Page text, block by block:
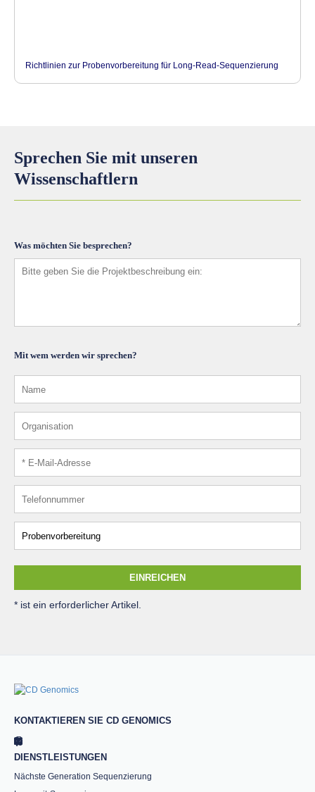
Richtlinien zur Probenvorbereitung für Long-Read-Sequenzierung
Sprechen Sie mit unseren
Wissenschaftlern
Was möchten Sie besprechen?
Mit wem werden wir sprechen?
EINREICHEN
* ist ein erforderlicher Artikel.
KONTAKTIEREN SIE CD GENOMICS
DIENSTLEISTUNGEN
Nächste Generation Sequenzierung